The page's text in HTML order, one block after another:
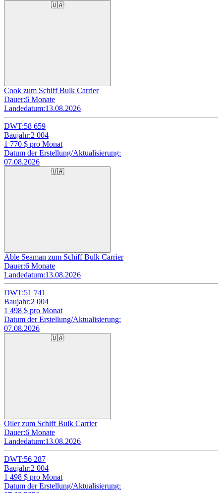
🇺🇦
Cook zum Schiff Bulk Carrier
Dauer:6 Monate
Landedatum:13.08.2026
DWT:58 659
Baujahr:2 004
1 770 $ pro Monat
Datum der Erstellung/Aktualisierung:
07.08.2026
🇺🇦
Able Seaman zum Schiff Bulk Carrier
Dauer:6 Monate
Landedatum:13.08.2026
DWT:51 741
Baujahr:2 004
1 498 $ pro Monat
Datum der Erstellung/Aktualisierung:
07.08.2026
🇺🇦
Oiler zum Schiff Bulk Carrier
Dauer:6 Monate
Landedatum:13.08.2026
DWT:56 287
Baujahr:2 004
1 498 $ pro Monat
Datum der Erstellung/Aktualisierung: